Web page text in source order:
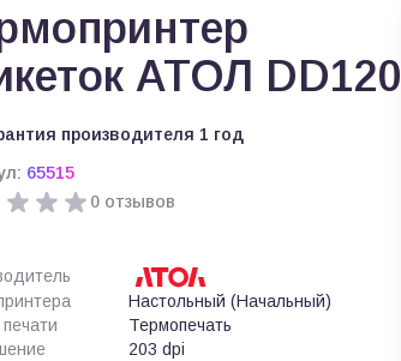
АТОЛ DD120
производителя 1 год
65515
0 отзывов
Настольный (Начальный)
Термопечать
203 dpi